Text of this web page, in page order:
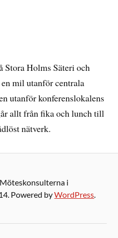
Stora Holms Säteri och
mil utanför centrala
utanför konferenslokalens
allt från fika och lunch till
nätverk.
i
Powered byWordPress.